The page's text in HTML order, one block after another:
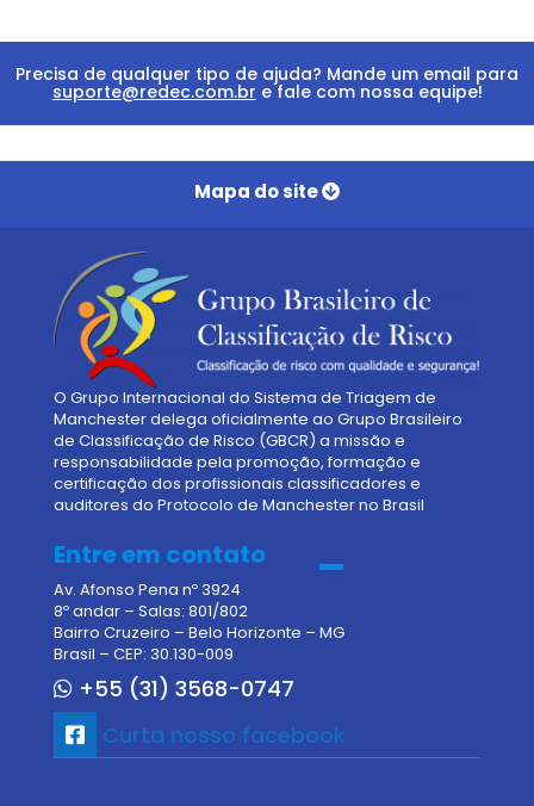
Precisa de qualquer tipo de ajuda? Mande um email para
suporte@redec.com.br e fale com nossa equipe!
Mapa do site
Institucional
Serviços
Manchester
GFP
SMVSim
Parceiros
Contato
O Grupo Internacional do Sistema de Triagem de
Manchester delega oficialmente ao Grupo Brasileiro
de Classificação de Risco (GBCR) a missão e
responsabilidade pela promoção, formação e
certificação dos profissionais classificadores e
auditores do Protocolo de Manchester no Brasil
Entre em contato
Av. Afonso Pena nº 3924
8º andar – Salas: 801/802
Bairro Cruzeiro – Belo Horizonte – MG
Brasil – CEP: 30.130-009
+55 (31) 3568-0747
Curta nosso facebook